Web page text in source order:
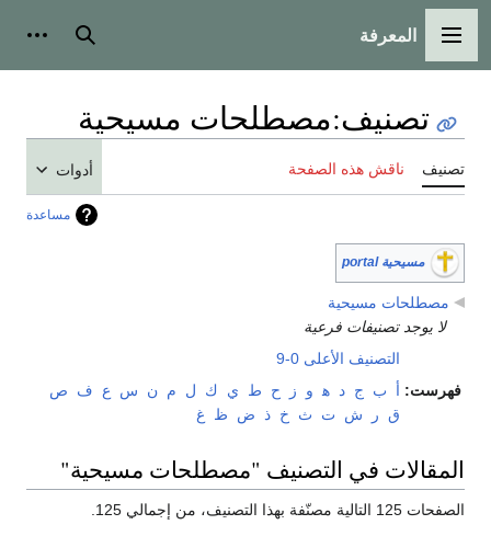
القائمة الرئيسية
المعرفة بحث
تصنيف:مصطلحات مسيحية
تصنيف ناقش هذه الصفحة أدوات
مساعدة
مسيحية portal
مصطلحات مسيحية
لا يوجد تصنيفات فرعية
فهرست:
التصنيف الأعلى 0-9
أ
ب ج د ﻫ و ز ح ط ي ك ل م ن س ع ف
ص
ق
ر ش ت ث خ ذ ض ظ غ
المقالات في التصنيف "مصطلحات مسيحية"
الصفحات 125 التالية مصنّفة بهذا التصنيف، من إجمالي 125.